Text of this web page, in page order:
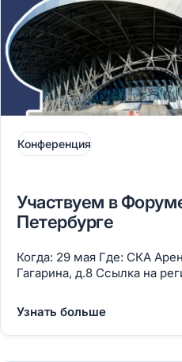
Конференция
Участвуем в
Петербурге
Когда: 29 мая Где: СКА
Гагарина, д.8 Ссылка на
Узнать больше